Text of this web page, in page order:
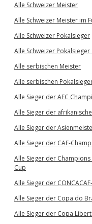
Alle Schweizer Meister
Alle Schweizer Meister im
Alle Schweizer Pokalsieger
Alle Schweizer
Alle serbischen Meister
Alle serbischen
Alle Sieger der AFC
Alle Sieger der
Alle Sieger der
Alle Sieger der CAF-
Alle Sieger der Champions
Cup
Alle Sieger der
Alle Sieger der Copa do
Alle Sieger der Copa